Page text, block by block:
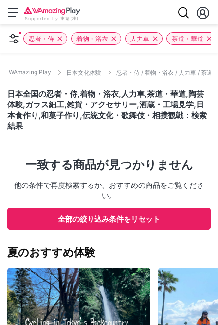
Supported by 東急(株)
忍者・侍 着物・浴衣 人力車 茶道・華道
WAmazing Play 日本文化体験 忍者・侍 / 着物・浴衣 / 人力車 / 茶道
日本全国の忍者・侍,着物・浴衣,人力車,茶道・華道,陶芸
体験,ガラス細工,雑貨・アクセサリー,酒蔵・工場見学,日
本食作り,和菓子作り,伝統文化・歌舞伎・相撲観戦：検索
結果
一致する商品が見つかりません
他の条件で再度検索するか、おすすめの商品をご覧くださ
い。
全部の絞り込み条件をリセット
夏のおすすめ体験